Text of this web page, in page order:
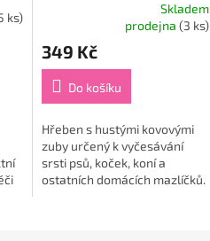
ks)
produktu
je
z
hvězdiček.
Skladem
prodejna(3 ks)
349 Kč
Do košíku
Hřeben s hustými kovovými
zuby určený k vyčesávání
srsti psů, koček, koní a
ostatních domácích mazlíčků.